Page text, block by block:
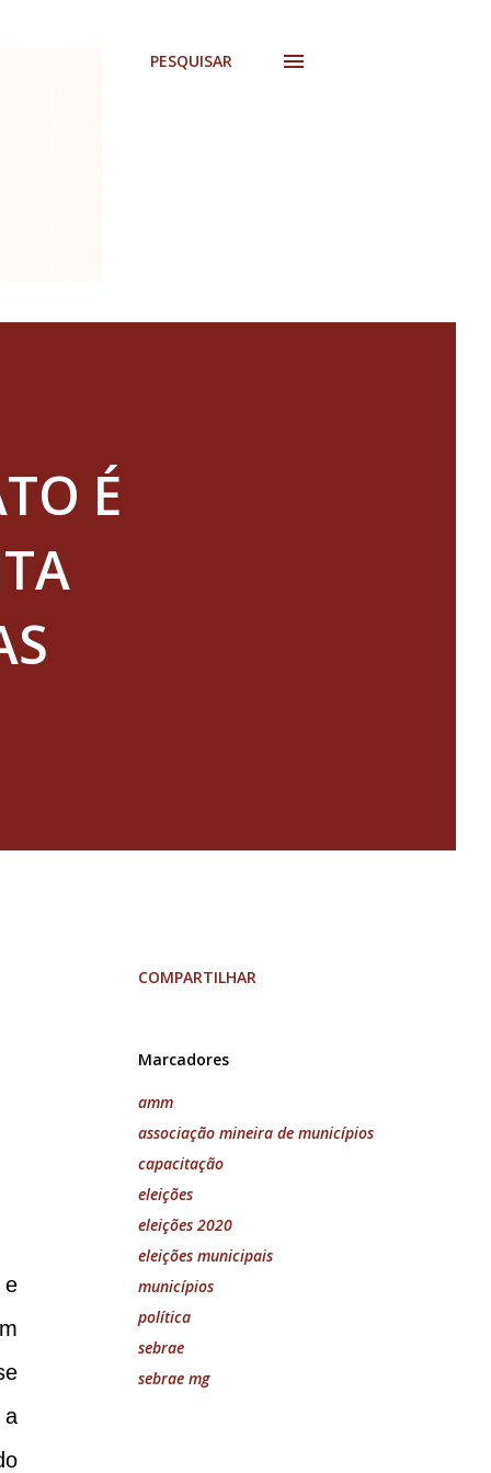
PESQUISAR
É
e
COMPARTILHAR
Marcadores
amm
associação mineira de municípios
capacitação
eleições
eleições 2020
eleições municipais
municípios
política
sebrae
sebrae mg